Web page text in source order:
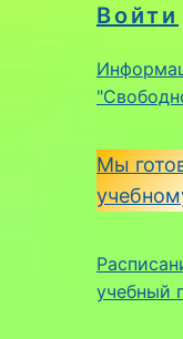
Войти
Мы
учебный